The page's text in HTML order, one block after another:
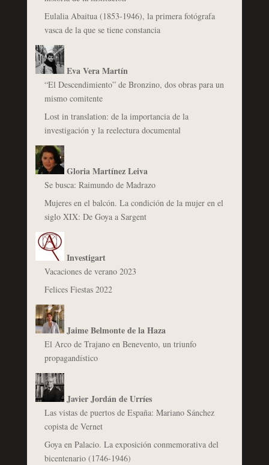
Eulalia Abaitua (1853-1946), la primera fotógrafa
vasca de la que se tiene constancia
Eva Vera Martín
“El Descendimiento” de Bronzino, dos obras para un
mismo comitente
Lost in translation: de la importancia de la
investigación y la reelectura documental
Gloria Martínez Leiva
Se busca: Raimundo de Madrazo
Mujeres en el balcón. La condición de la mujer en el
siglo XIX: De Goya a Sargent
Investigart
Vacaciones de verano 2023
Felices Fiestas 2022
Jaime Belmonte de la Haza
El Arco de Trajano en Benevento, un triunfo
propagandístico
Javier Jordán de Urríes
Las vistas de puertos de España: Mariano Sánchez
copista de Vernet
Goya en Palacio. La exposición conmemorativa del
bicentenario (1746-1946)